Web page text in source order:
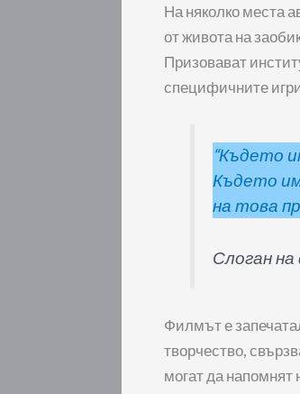
На няколко места
от живота на
Призовават
специфичните
“Където
Където
на това
Слоган
Филмът е
творчество,
могат да напомнят